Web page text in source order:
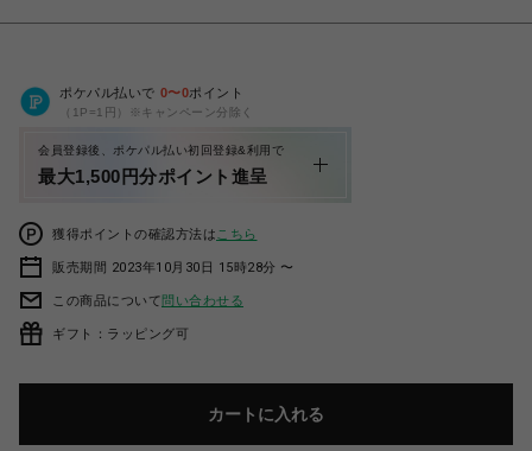
ポケパル払いで 0〜0ポイント
（1P=1円）※キャンペーン分除く
会員登録後、ポケパル払い初回登録&利用で
最大1,500円分ポイント進呈
獲得ポイントの確認方法は こちら
販売期間 2023年10月30日 15時28分 〜
この商品について問い合わせる
ギフト：ラッピング可
カートに入れる